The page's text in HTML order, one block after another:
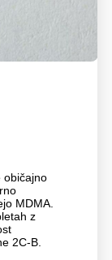
običajno
MDMA.
z
2C-B.